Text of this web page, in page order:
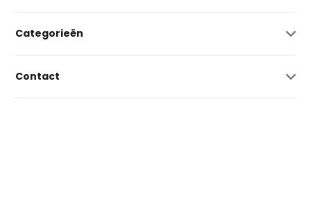
Categorieën
Contact